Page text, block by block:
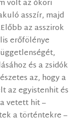
volt az ókori
asszír, majd
az asszirok
erőfölénye
és a zsidók
az, hogy a
az egyistenhit és
vetett hit –
a történtekre –